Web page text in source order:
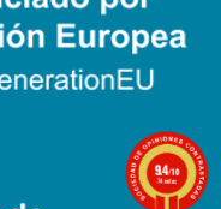
9.4/10
74 notas